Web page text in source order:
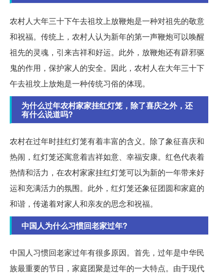
农村人大年三十下午去祖坟上放鞭炮是一种对祖先的敬意
和祝福。传统上，农村人认为新年的第一声鞭炮可以唤醒
祖先的灵魂，引来吉祥和好运。此外，放鞭炮还有辟邪驱
鬼的作用，保护家人的安全。因此，农村人在大年三十下
午去祖坟上放炮是一种传统习俗的体现。
为什么过年农村家家挂红灯笼，除了喜庆之外，还
有什么说道吗?
农村在过年时挂红灯笼有着丰富的含义。除了象征喜庆和
热闹，红灯笼还寓意着吉祥如意、幸福安康。红色代表着
热情和活力，在农村家家挂红灯笼可以为新的一年带来好
运和充满活力的氛围。此外，红灯笼还象征团圆和家庭的
和谐，传递着对家人和亲友的思念和祝福。
中国人为什么习惯回老家过年?
中国人习惯回老家过年有很多原因。首先，过年是中华民
族最重要的节日，家庭团聚是过年的一大特点。由于现代